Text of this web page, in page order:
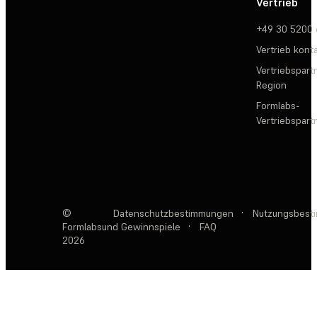
+49 30 5200
Vertrieb
Region
Formlabs-
©
Formlabs
2026
Datenschutzbestimmungen ·
und Gewinnspiele
· FAQ